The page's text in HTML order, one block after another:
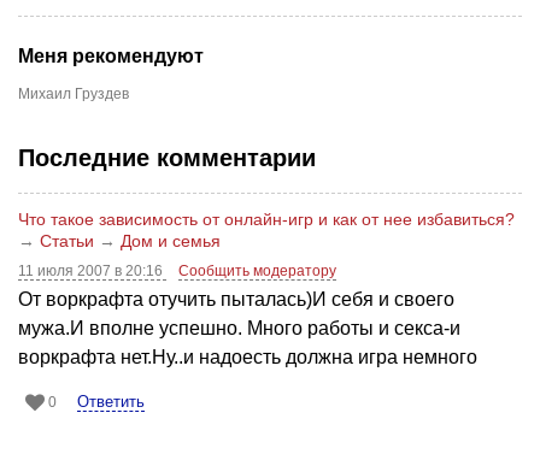
Меня рекомендуют
Михаил Груздев
Последние комментарии
Что такое зависимость от онлайн-игр и как от нее избавиться?
→ Статьи → Дом и семья
11 июля 2007 в 20:16 Сообщить модератору
От воркрафта отучить пыталась)И себя и своего
мужа.И вполне успешно. Много работы и секса-и
воркрафта нет.Ну..и надоесть должна игра немного
0 Ответить